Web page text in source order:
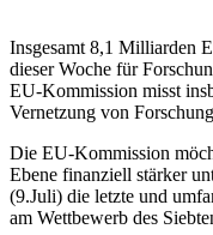
Insgesamt 8,1 Milliarden
dieser Woche für
EU-Kommission misst
Vernetzung von
Die EU-Kommission
Ebene finanziell stärker
(9.Juli) die letzte und
am Wettbewerb des